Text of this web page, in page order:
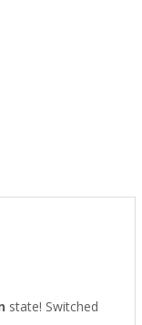
state! Switched